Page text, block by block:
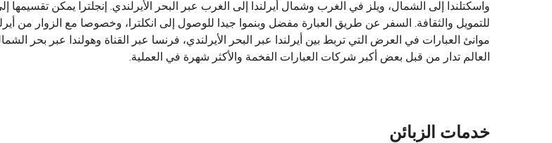
واسكتلندا إلى الشمال، ويلز في الغرب وشمال أيرلندا إلى الغرب عبر البحر الأيرلندي. إنجلترا يمكن
للتمويل والثقافة. السفر عن طريق العبارة مفضل وبنموا جيدا للوصول إلى انكلترا، وخصوصا مع الزوار من
موانئ العبارات في العرض التي تربط بين أيرلندا عبر البحر الأيرلندي، فرنسا عبر القناة وهولندا عبر بحر
العالم تدار من قبل بعض أكبر شركات العبارات الفخمة والأكثر شهرة في العملية.
خدمات الزبائن